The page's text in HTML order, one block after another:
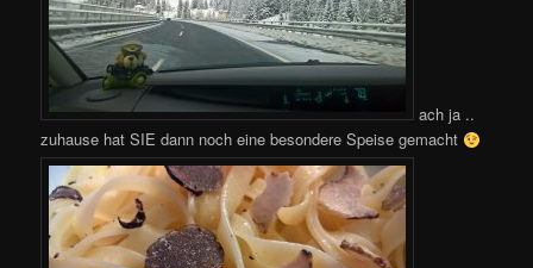
ach ja ..
zuhause hat SIE dann noch eine besondere Speise gemacht